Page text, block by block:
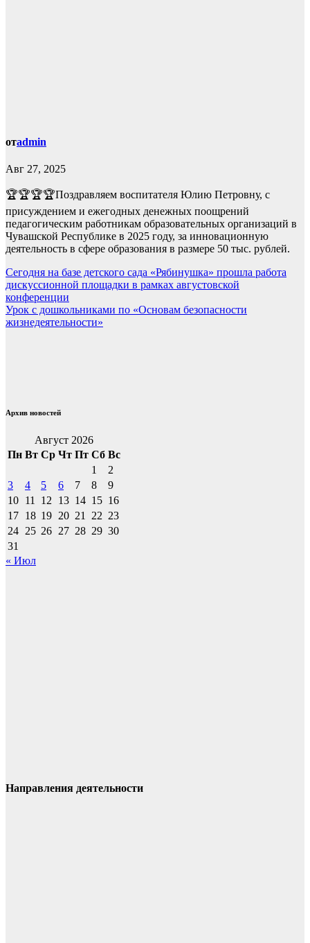
отadmin
Авг 27, 2025
🏆🏆🏆🏆Поздравляем воспитателя Юлию Петровну, с
присуждением и ежегодных денежных поощрений
педагогическим работникам образовательных организаций в
Чувашской Республике в 2025 году, за инновационную
деятельность в сфере образования в размере 50 тыс. рублей.
Навигация
по
записям
Сегодня на базе детского сада «Рябинушка» прошла работа
дискуссионной площадки в рамках августовской
конференции
Урок с дошкольниками по «Основам безопасности
жизнедеятельности»
Архив новостей
Август 2026
Пн Вт Ср Чт Пт Сб Вс
1
2
3
4 5 6 7 8
9
10 11 12 13 14 15 16
17 18 19 20 21 22 23
24 25 26 27 28 29 30
31
« Июл
Направления деятельности